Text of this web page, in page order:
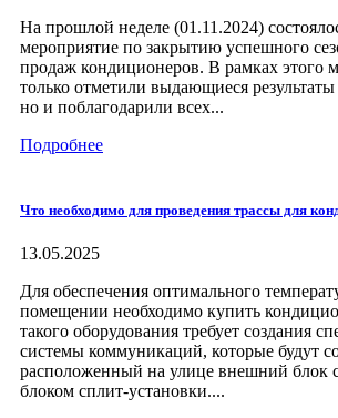
На прошлой неделе (01.11.2024)
мероприятие по закрытию успешного
продаж кондиционеров. В рамках этого
только отметили выдающиеся
но и поблагодарили всех...
Подробнее
Что необходимо для проведения трассы для
13.05.2025
Для обеспечения оптимального
помещении необходимо купить
такого оборудования требует создания
системы коммуникаций, которые будут
расположенный на улице внешний блок
блоком сплит-установки....